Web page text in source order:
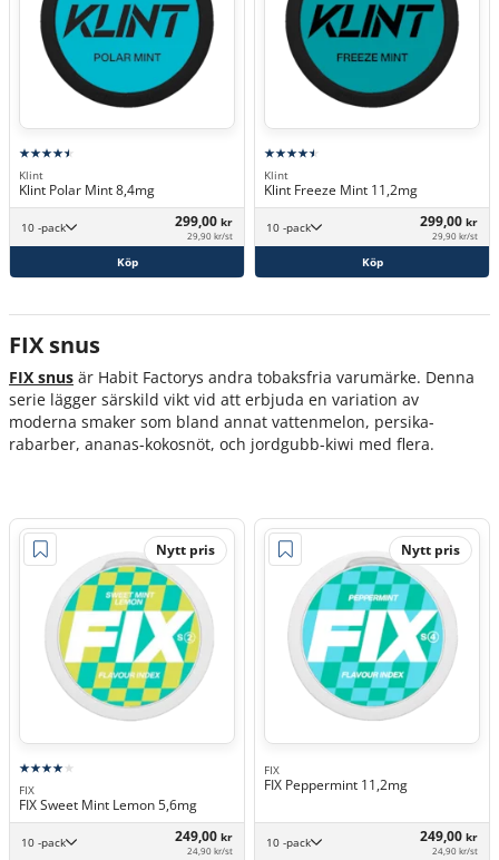
Klint
Klint Polar Mint 8,4mg
10 -pack 299,00 kr
29,90 kr/st
Köp
Klint
Klint Freeze Mint 11,2mg
10 -pack 299,00 kr
29,90 kr/st
Köp
FIX snus
FIX snus är Habit Factorys andra tobaksfria varumärke. Denna
serie lägger särskild vikt vid att erbjuda en variation av
moderna smaker som bland annat vattenmelon, persika-
rabarber, ananas-kokosnöt, och jordgubb-kiwi med flera.
Nytt pris
FIX
FIX Sweet Mint Lemon 5,6mg
10 -pack 249,00 kr
24,90 kr/st
Nytt pris
FIX
FIX Peppermint 11,2mg
10 -pack 249,00 kr
24,90 kr/st